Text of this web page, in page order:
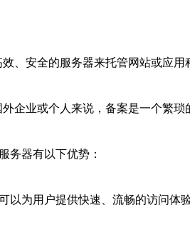
、安全的服务器来托管网站或应
企业或个人来说，备案是一个繁
务器有以下优势：
为用户提供快速、流畅的访问体验